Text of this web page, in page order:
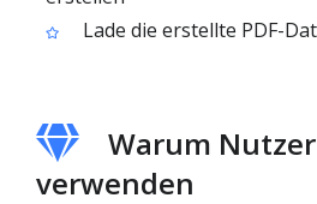
Lade die erstellte PDF-
Warum Nutzer
verwenden